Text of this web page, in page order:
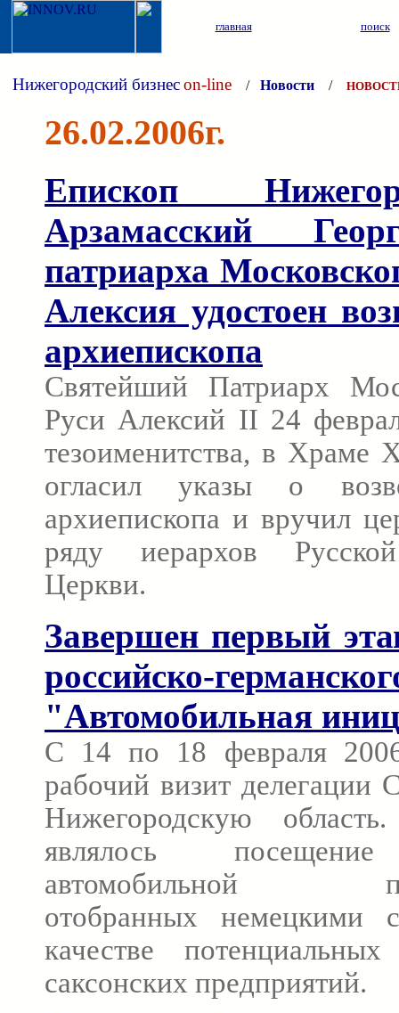
главная поиск
Нижегородский бизнесon-line / Новости /
26.02.2006г.
Епископ
Арзамасский
патриарха
Алексия удостоен
архиепископа
Святейший Патриарх
Руси Алексий II 24
тезоименитства, в Храме
огласил указы о
архиепископа и вручил
ряду иерархов
Церкви.
Завершен первый
российско-
"Автомобильная
С 14 по 18 февраля 2006
рабочий визит делегации
Нижегородскую
являлось
автомобильной
отобранных немецкими
качестве
саксонских предприятий.